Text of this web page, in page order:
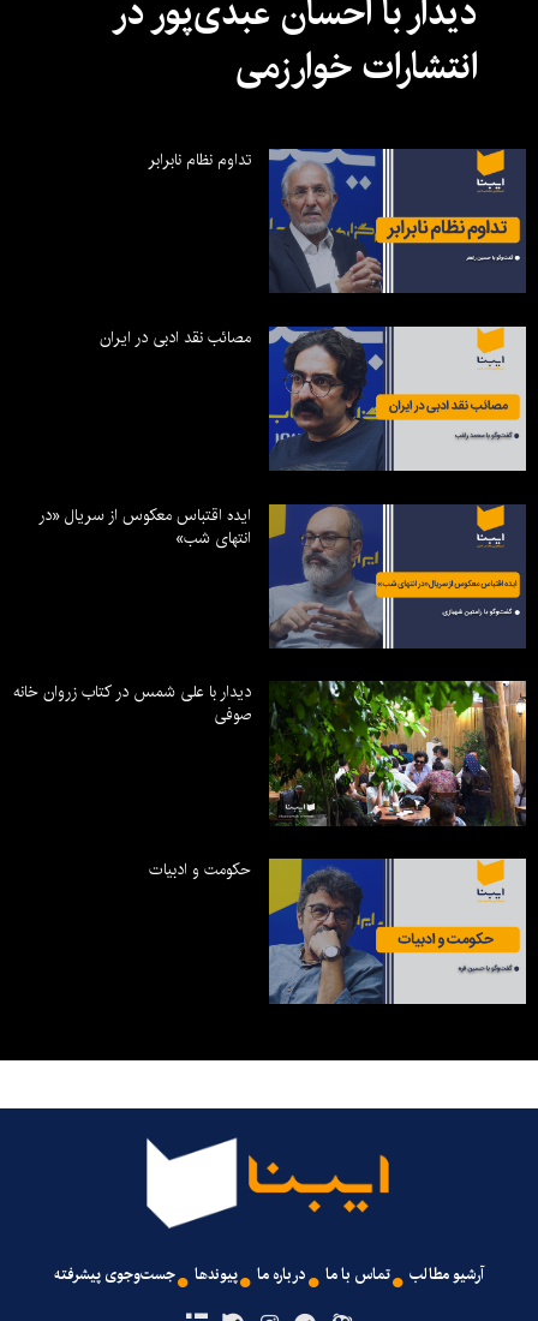
دیدار با احسان عبدی‌پور در
انتشارات خوارزمی
تداوم نظام نابرابر
مصائب نقد ادبی در ایران
ایده اقتباس معکوس از سریال «در
انتهای شب»
دیدار با علی شمس در کتاب زروان خانه
صوفی
حکومت و ادبیات
آرشیو مطالب تماس با ما درباره ما پیوندها جست‌وجوی پیشرفته